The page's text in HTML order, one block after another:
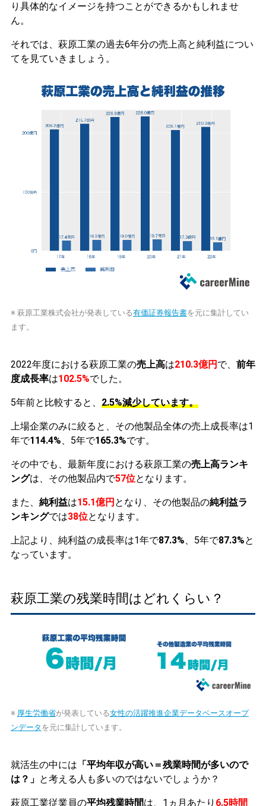
り具体的なイメージを持つことができるかもしれませ
ん。
それでは、萩原工業の過去6年分の売上高と純利益につい
てを見ていきましょう。
※ 萩原工業株式会社が発表している有価証券報告書を元に集計してい
ます。
2022年度における萩原工業の売上高は210.3億円 で、 前年
度成長率は102.5%でした。
5年前と比較すると、 2.5%減少しています。
上場企業のみに絞ると、その他製品全体の売上成長率は1
年で114.4%、5年で165.3%です。
その中でも、最新年度における萩原工業の売上高ランキ
ングは、その他製品内で57位となります。
また、 純利益は15.1億円 となり、その他製品の純利益ラ
ンキングでは38位となります。
上記より、純利益の成長率は1年で87.3%、5年で87.3%と
なっています。
萩原工業の残業時間はどれくらい？
※ 厚生労働省が発表している女性の活躍推進企業データベースオープ
ンデータ を元に集計しています。
就活生の中には 「平均年収が高い＝残業時間が多いので
は？」 と考える人も多いのではないでしょうか？
萩原工業従業員の平均残業時間は、1ヵ月あたり 6.5時間